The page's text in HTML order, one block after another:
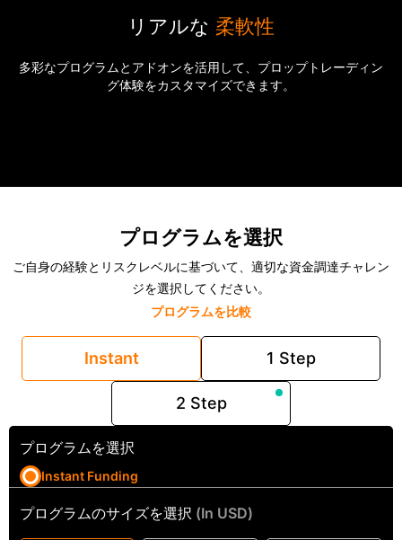
リアルな 柔軟性
多彩なプログラムとアドオンを活用して、プロップトレーディン
グ体験をカスタマイズできます。
プログラムを選択
ご自身の経験とリスクレベルに基づいて、適切な資金調達チャレン
ジを選択してください。
プログラムを比較
Instant 1 Step
2 Step
プログラムを選択
Instant Funding
プログラムのサイズを選択 (In USD)